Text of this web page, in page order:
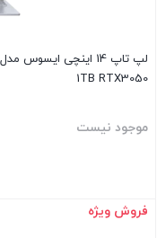
1TB RTX3050
موجود نیست
بستن
فروش ویژه